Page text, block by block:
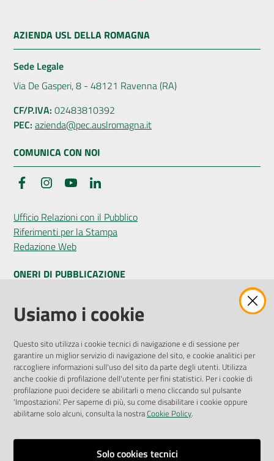
AZIENDA USL DELLA ROMAGNA
Sede Legale
Via De Gasperi, 8 - 48121 Ravenna (RA)
CF/P.IVA: 02483810392
PEC: azienda@pec.auslromagna.it
COMUNICA CON NOI
FacebookInstagramYouTube
Ufficio Relazioni con il Pubblico
Riferimenti per la Stampa
Redazione Web
ONERI DI PUBBLICAZIONE
Amministrazione Trasparente
Pubblicità legale
Privacy Policy
Attuazione Misure PNRR
Liste di Attesa
ENTI, IMPRESE E PARTNER
Fatturazione Elettronica
Usiamo i cookie
Questo sito utilizza i cookie tecnici di navigazione e di sessione per
garantire un miglior servizio di navigazione del sito, e cookie analitici per
raccogliere informazioni sull'uso del sito da parte degli utenti. Utilizza
anche cookie di profilazione dell'utente per fini statistici. Per i cookie di
profilazione puoi decidere se abilitarli o meno cliccando sul pulsante
'Impostazioni'. Per saperne di più, su come disabilitare i cookie oppure
abilitarne solo alcuni, consulta la nostraCookie Policy.
Solo cookies tecnici